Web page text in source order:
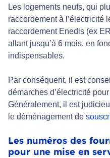
Les logements neufs, qui
raccordement à l’électricité
raccordement Enedis (ex
allant jusqu’à 6 mois, en
indispensables.
Par conséquent, il est
démarches d’électricité
Généralement, il est
le déménagement de
Les numéros des
pour une mise en